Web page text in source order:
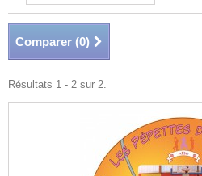
Comparer (0)
Résultats 1 - 2 sur 2.